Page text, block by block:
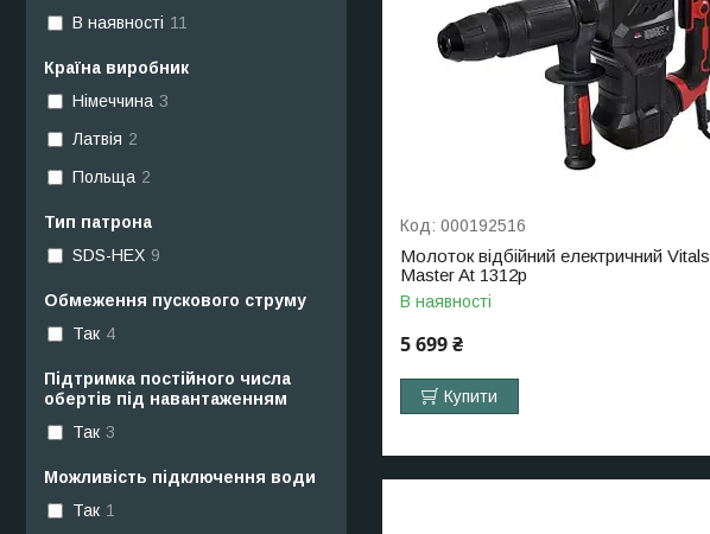
000192516
Молоток відбійний електричний Vitals
Master At 1312p
В наявності
5 699 ₴
Купити
В наявності 11
Країна виробник
Німеччина 3
Латвія 2
Польща 2
Тип патрона
SDS-HEX 9
Обмеження пускового струму
Так 4
Підтримка постійного числа
обертів під навантаженням
Так 3
Можливість підключення води
Так 1